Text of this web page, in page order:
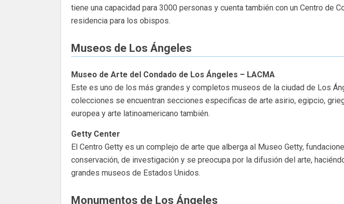
tiene una capacidad para 3000 personas y cuenta también con un Centro de
residencia para los obispos.
Museos de Los Ángeles
Museo de Arte del Condado de Los Ángeles – LACMA
Este es uno de los más grandes y completos museos de la ciudad de Los
colecciones se encuentran secciones especificas de arte asirio, egipcio,
europea y arte latinoamericano también.
Getty Center
El Centro Getty es un complejo de arte que alberga al Museo Getty,
conservación, de investigación y se preocupa por la difusión del arte,
grandes museos de Estados Unidos.
Monumentos de Los Ángeles